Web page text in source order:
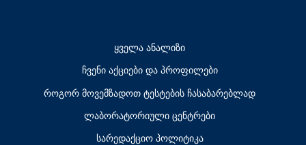
ყველა ანალიზი
ჩვენი აქციები და პროფილები
როგორ მოვემზადოთ ტესტების ჩასაბარებლად
ლაბორატორიული ცენტრები
სარედაქციო პოლიტიკა